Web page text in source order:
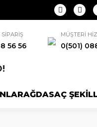
56 56
MÜŞTERİ
0(501)
AĞDASAÇ